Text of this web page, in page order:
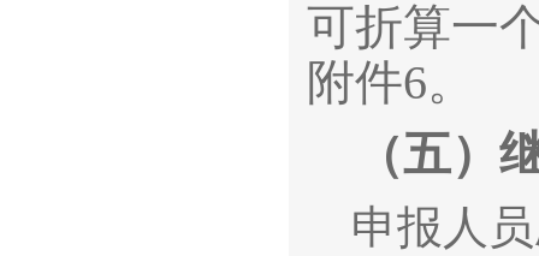
可折算一
附件6。
（五）
申报人